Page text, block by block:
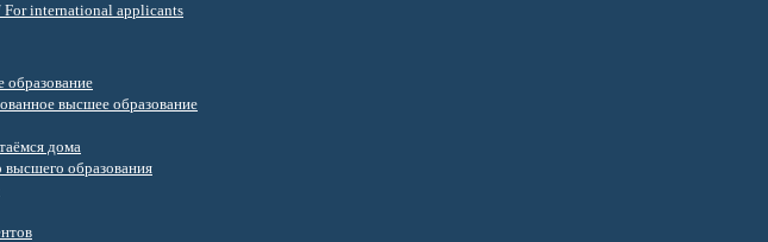
international applicants
образование
высшее образование
дома
образования